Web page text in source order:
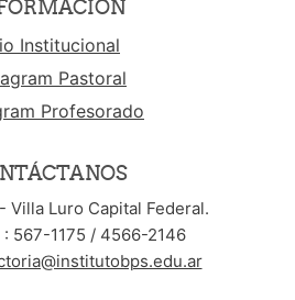
Institucional
Pastoral
Profesorado
Villa Luro Capital Federal.
567-1175 / 4566-2146